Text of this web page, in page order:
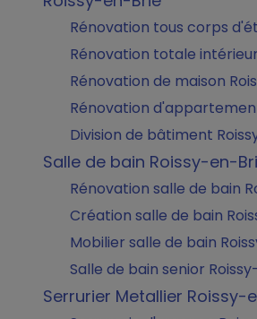
Rénovation tous corps
Rénovation totale
Rénovation de maison
Rénovation
Division de bâtiment
Salle de bain Roissy-en-
Rénovation salle de bain
Création salle de bain
Mobilier salle de bain
Salle de bain senior
Serrurier Metallier Roissy-